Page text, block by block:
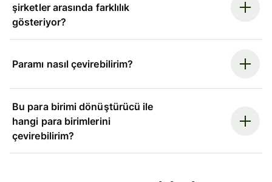
şirketler arasında farklılık
gösteriyor?
Paramı nasıl çevirebilirim?
Bu para birimi dönüştürücü ile
hangi para birimlerini
çevirebilirim?